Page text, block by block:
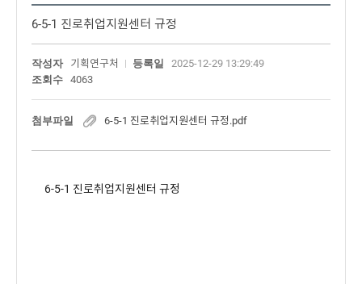
6-5-1 진로취업지원센터 규정
작성자 기획연구처 등록일
2025-12-29 13:29:49
조회수
4063
첨부파일 6-5-1 진로취업지원센터 규정.pdf
6-5-1 진로취업지원센터 규정